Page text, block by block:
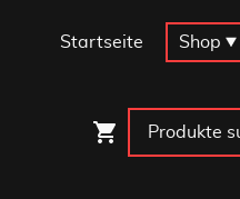
Startseite Shop